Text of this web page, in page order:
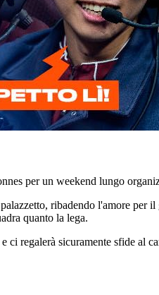
per un weekend lungo
ribadendo l'amore
quanto la lega.
regalerà sicuramente sfide al